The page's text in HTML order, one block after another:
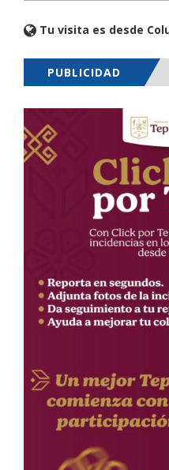
Tu visita es desde
PUBLICIDAD